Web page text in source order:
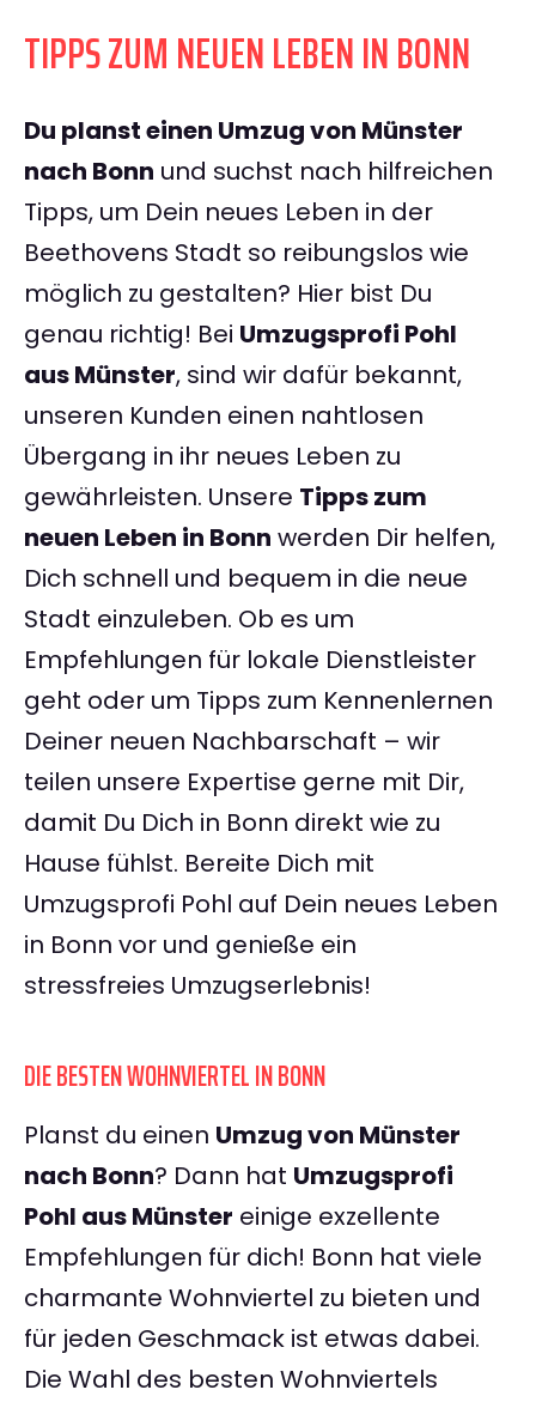
TIPPS ZUM NEUEN LEBEN IN BONN
Du planst einen Umzug von Münster
nach Bonn und suchst nach hilfreichen
Tipps, um Dein neues Leben in der
Beethovens Stadt so reibungslos wie
möglich zu gestalten? Hier bist Du
genau richtig! Bei Umzugsprofi Pohl
aus Münster, sind wir dafür bekannt,
unseren Kunden einen nahtlosen
Übergang in ihr neues Leben zu
gewährleisten. Unsere Tipps zum
neuen Leben in Bonn werden Dir helfen,
Dich schnell und bequem in die neue
Stadt einzuleben. Ob es um
Empfehlungen für lokale Dienstleister
geht oder um Tipps zum Kennenlernen
Deiner neuen Nachbarschaft – wir
teilen unsere Expertise gerne mit Dir,
damit Du Dich in Bonn direkt wie zu
Hause fühlst. Bereite Dich mit
Umzugsprofi Pohl auf Dein neues Leben
in Bonn vor und genieße ein
stressfreies Umzugserlebnis!
DIE BESTEN WOHNVIERTEL IN BONN
Planst du einen Umzug von Münster
nach Bonn? Dann hat Umzugsprofi
Pohl aus Münster einige exzellente
Empfehlungen für dich! Bonn hat viele
charmante Wohnviertel zu bieten und
für jeden Geschmack ist etwas dabei.
Die Wahl des besten Wohnviertels